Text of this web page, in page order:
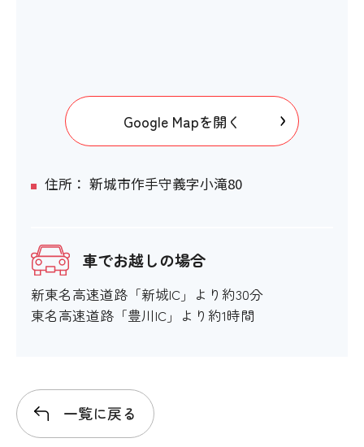
Google Mapを開く
住所： 新城市作手守義字小滝80
車でお越しの場合
新東名高速道路「新城IC」より約30分
東名高速道路「豊川IC」より約1時間
一覧に戻る